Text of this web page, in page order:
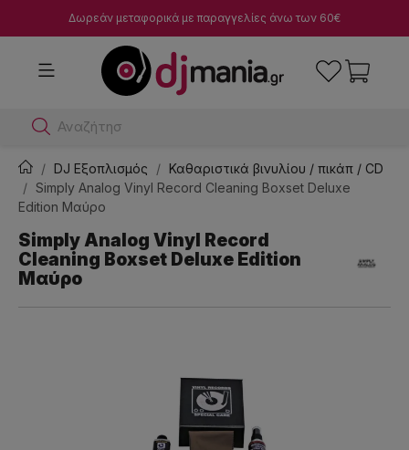
Δωρεάν μεταφορικά με παραγγελίες άνω των 60€
Αναζήτησε dj μ
DJ Εξοπλισμός
Καθαριστικά βινυλίου / πικάπ / CD
Simply Analog Vinyl Record Cleaning Boxset Deluxe
Edition Μαύρο
Simply Analog Vinyl Record
Cleaning Boxset Deluxe Edition
Μαύρο